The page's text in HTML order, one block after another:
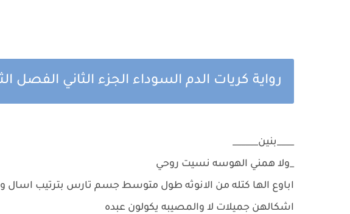
رواية كريات الدم السوداء الجزء الثاني الفصل
____بنين______
_ولا همني الهوسه نسيت روحي
اباوع الها كتله من الانوثه طول متوسط جسم تارس بترتيب
اشكالهن جميلات لا والمصيبه يكولون عبده